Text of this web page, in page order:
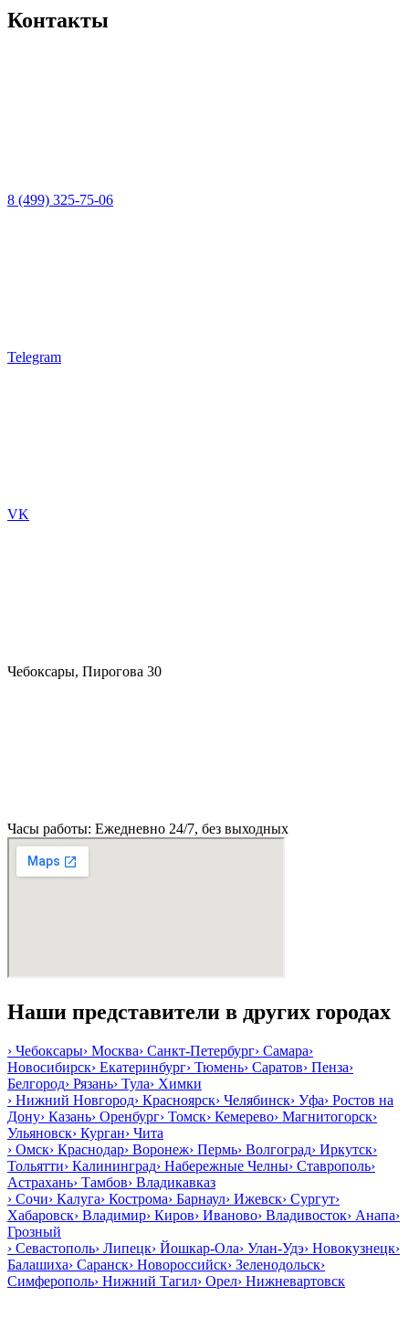
Контакты
8 (499) 325-75-06
Telegram
VK
Чебоксары, Пирогова 30
Часы работы: Ежедневно 24/7, без выходных
Наши представители в других городах
› Чебоксары› Москва› Санкт-Петербург› Самара›
Новосибирск› Екатеринбург› Тюмень› Саратов› Пенза›
Белгород› Рязань› Тула› Химки
› Нижний Новгород› Красноярск› Челябинск› Уфа› Ростов на
Дону› Казань› Оренбург› Томск› Кемерево› Магнитогорск›
Ульяновск› Курган› Чита
› Омск› Краснодар› Воронеж› Пермь› Волгоград› Иркутск›
Тольятти› Калининград› Набережные Челны› Ставрополь›
Астрахань› Тамбов› Владикавказ
› Сочи› Калуга› Кострома› Барнаул› Ижевск› Сургут›
Хабаровск› Владимир› Киров› Иваново› Владивосток› Анапа›
Грозный
› Севастополь› Липецк› Йошкар-Ола› Улан-Удэ› Новокузнецк›
Балашиха› Саранск› Новороссийск› Зеленодольск›
Симферополь› Нижний Тагил› Орел› Нижневартовск